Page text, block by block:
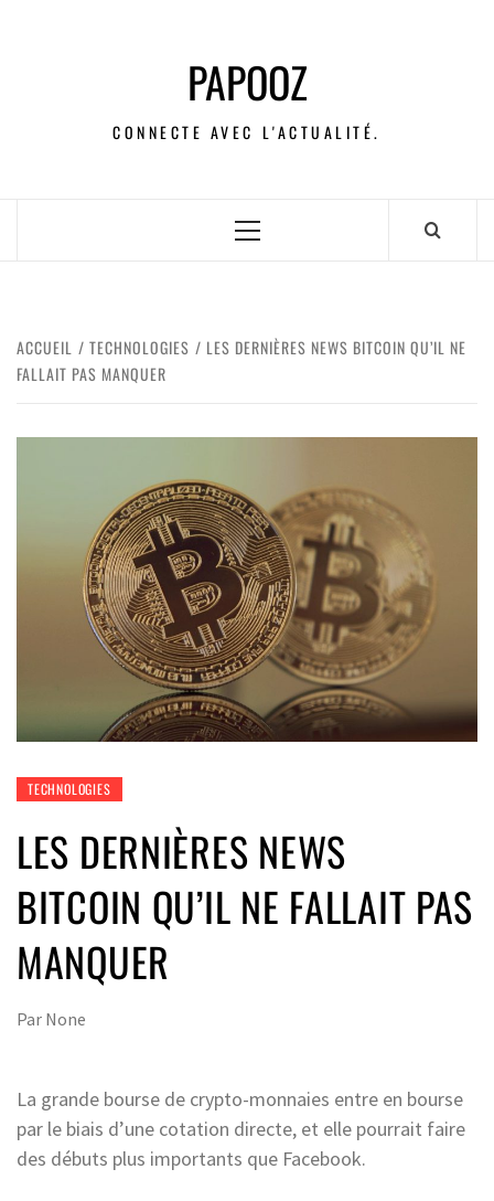
PAPOOZ
CONNECTE AVEC L'ACTUALITÉ.
ACCUEIL TECHNOLOGIES
LES DERNIÈRES NEWS BITCOIN QU’IL NE
FALLAIT PAS MANQUER
TECHNOLOGIES
LES DERNIÈRES NEWS
BITCOIN QU’IL NE FALLAIT PAS
MANQUER
Par None
La grande bourse de crypto-monnaies entre en bourse
par le biais d’une cotation directe, et elle pourrait faire
des débuts plus importants que Facebook.